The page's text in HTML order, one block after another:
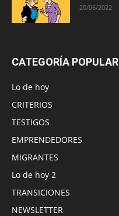
20/06/2022
CATEGORÍA POPULAR
Lo de hoy
CRITERIOS
TESTIGOS
EMPRENDEDORES
MIGRANTES
Lo de hoy 2
TRANSICIONES
NEWSLETTER